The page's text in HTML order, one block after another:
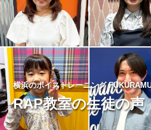
横浜のボイストレーニング
RAP教室の生徒の声